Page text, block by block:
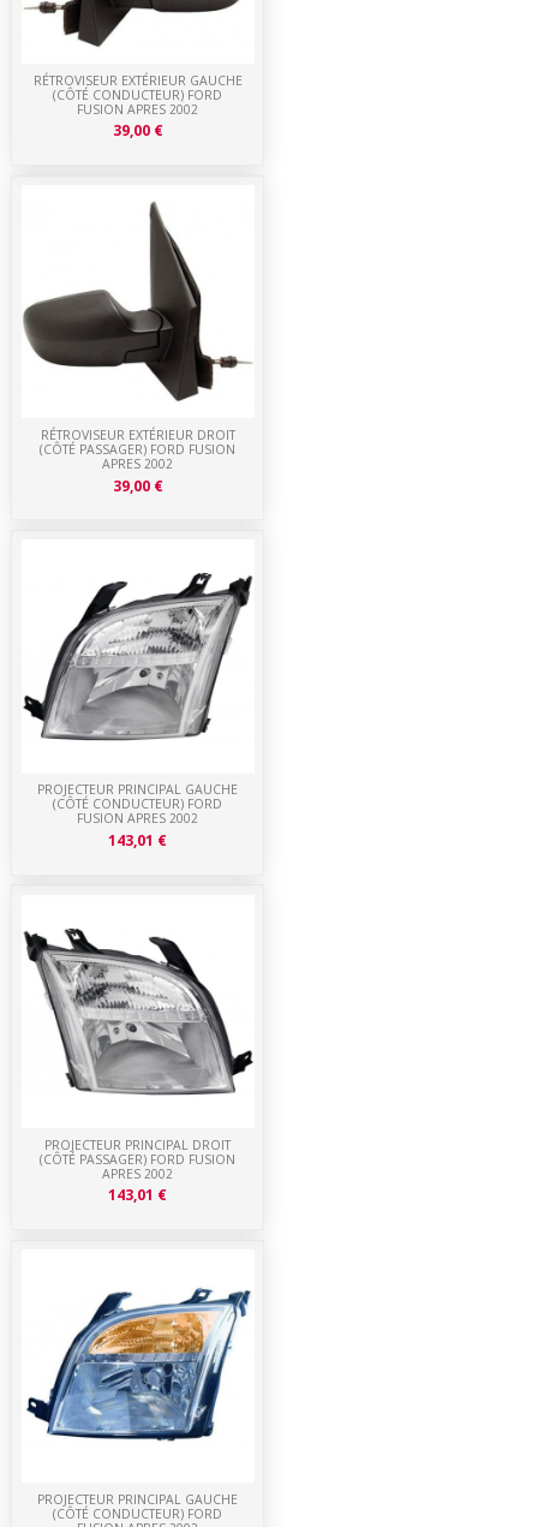
PROJECTEUR PRINCIPAL GAUCHE
(CÔTÉ CONDUCTEUR) FORD
PROJECTEUR PRINCIPAL DROIT
(CÔTÉ PASSAGER) FORD FUSION
APRES 2002
143,01 €
PROJECTEUR PRINCIPAL GAUCHE
(CÔTÉ CONDUCTEUR) FORD
FUSION APRES 2002
143,01 €
RÉTROVISEUR EXTÉRIEUR DROIT
(CÔTÉ PASSAGER) FORD FUSION
APRES 2002
39,00 €
RÉTROVISEUR EXTÉRIEUR GAUCHE
(CÔTÉ CONDUCTEUR) FORD
FUSION APRES 2002
39,00 €